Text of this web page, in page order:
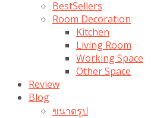
BestSellers
Room Decoration
Kitchen
Living Room
Working Space
Other Space
Review
Blog
ขนาดรูป